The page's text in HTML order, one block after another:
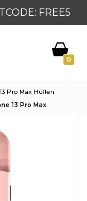
FREE5
0
Pro Max Hüllen
13 Pro Max